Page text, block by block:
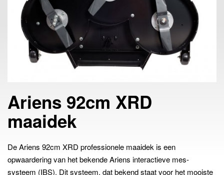
Ariens 92cm XRD
maaidek
De Ariens 92cm XRD professionele maaidek is een
opwaardering van het bekende Ariens interactieve mes-
systeem (IBS). Dit systeem, dat bekend staat voor het mooiste